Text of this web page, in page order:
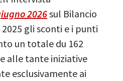
2026sul Bilancio
gli sconti e i punti
un totale du 162
alle tante iniziative
esclusivamente ai